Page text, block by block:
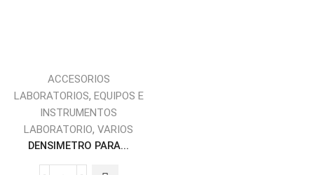
ACCESORIOS
LABORATORIOS, EQUIPOS E
INSTRUMENTOS
LABORATORIO, VARIOS
DENSIMETRO PARA...